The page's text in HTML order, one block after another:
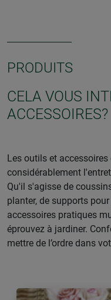
PRODUITS
CELA VOUS
ACCESSOIRES?
Les outils et
considérablement
Qu'il s'agisse de
planter, de supports
accessoires pratiques
éprouvez à jardiner.
mettre de l’ordre dans